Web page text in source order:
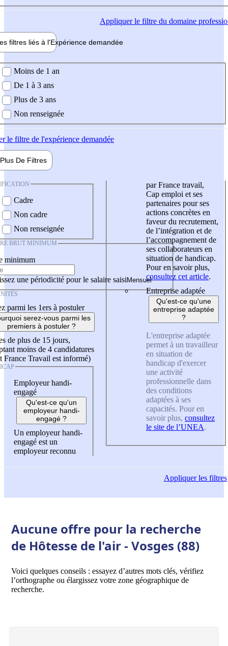
Appliquerle filtre du domaine
filtres liés à l'Expérience demandée
demandée
Moins de 1 an
De 1 à 3 ans
Plus de 3 ans
Non renseignée
le filtre de l'expérience demandée
Plus De Filtres
Cadre
Non cadre
Non renseignée
BRUT MINIMUM
minimum
une périodicité pour le salaire saisi
parmi les 1ers à postuler
serez-vous parmi les
premiers à postuler ?
de plus de 15 jours,
moins de 4 candidatures
France Travail est informé)
Employeur handi-
engagé
Qu'est-ce qu'un
employeur handi-
engagé ?
Un employeur handi-
engagé est un
employeur reconnu
par France travail,
Cap emploi et ses
partenaires pour ses
actions concrètes en
faveur du recrutement,
de l’intégration et de
l’accompagnement de
ses collaborateurs en
situation de handicap.
Pour en savoir plus,
consultez cet article.
Entreprise adaptée
Qu'est-ce qu'une
entreprise adaptée
?
L'entreprise adaptée
permet à un travailleur
en situation de
handicap d'exercer
une activité
professionnelle dans
des conditions
adaptées à ses
capacités. Pour en
savoir plus, consultez
le site de l’UNEA.
Appliquerles filtres
Aucune offre pour la recherche
de Hôtesse de l'air - Vosges (88)
Voici quelques conseils : essayez d’autres mots clés, vérifiez
l’orthographe ou élargissez votre zone géographique de
recherche.